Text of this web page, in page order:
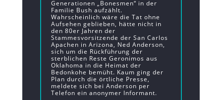
Generationen „Bonesmen“ in der
Familie Bush aufzählt.
Wahrscheinlich wäre die Tat ohne
Aufsehen geblieben, hätte nicht in
den 80er Jahren der
Stammesvorsitzende der San Carlos
Apachen in Arizona, Ned Anderson,
sich um die Rückführung der
sterblichen Reste Geronimos aus
Oklahoma in die Heimat der
Bedonkohe bemüht. Kaum ging der
Plan durch die örtliche Presse,
meldete sich bei Anderson per
Telefon ein anonymer Informant.